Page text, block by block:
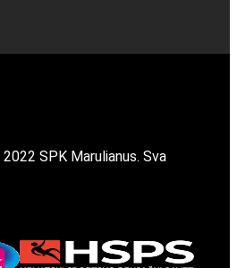
2022 SPK Marulianus. Sva